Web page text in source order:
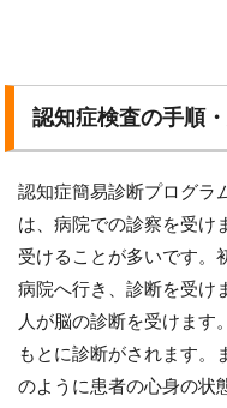
認知症検査の手順
認知症簡易診断プログラ
は、病院での診察を受け
受けることが多いです。
病院へ行き、診断を受け
人が脳の診断を受けます
もとに診断がされます。
のように患者の心身の状